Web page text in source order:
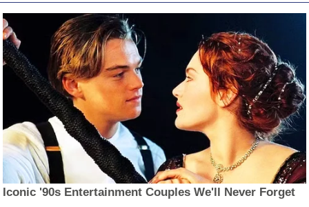
Iconic '90s Entertainment Couples We'll Never Forget